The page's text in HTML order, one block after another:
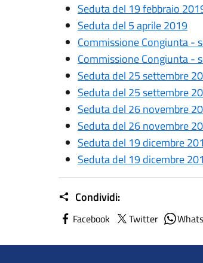
Seduta del 19 febbraio
Seduta del 5 aprile 2019
Commissione Congiunta -
Commissione Congiunta -
Seduta del 25 settembre
Seduta del 25 settembre
Seduta del 26 novembre
Seduta del 26 novembre
Seduta del 19 dicembre
Seduta del 19 dicembre
Condividi:
Facebook Twitter